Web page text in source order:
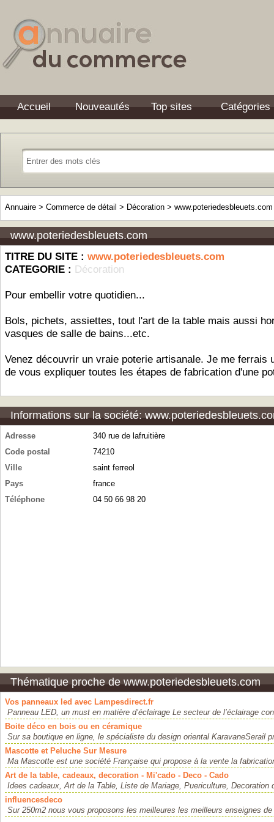
Accueil Nouveautés Top sites Catégories
Annuaire > Commerce de détail > Décoration > www.poteriedesbleuets.com
www.poteriedesbleuets.com
TITRE DU SITE : www.poteriedesbleuets.com
CATEGORIE : Décoration
Pour embellir votre quotidien...
Bols, pichets, assiettes, tout l'art de la table mais aussi
vasques de salle de bains...etc.
Venez découvrir un vraie poterie artisanale. Je me ferrais
de vous expliquer toutes les étapes de fabrication d'une
Informations sur la société:
Adresse
340 rue de lafruitière
Code postal
74210
Ville
saint ferreol
Pays
france
Téléphone
04 50 66 98 20
Thématique proche de www.poteriedesbleuets.com
Vos panneaux led avec Lampesdirect.fr
Panneau LED, un must en matière d’éclairage Le secteur de l’éclairage
Boite déco en bois ou en céramique
Sur sa boutique en ligne, le spécialiste du design oriental KaravaneSerail
Mascotte et Peluche Sur Mesure
Ma Mascotte est une société Française qui propose à la vente la
Art de la table, cadeaux, decoration - Mi'cado - Deco - Cado
Idees cadeaux, Art de la Table, Liste de Mariage, Puericulture, Decoration
influencesdeco
Sur 250m2 nous vous proposons les meilleures les meilleurs enseignes